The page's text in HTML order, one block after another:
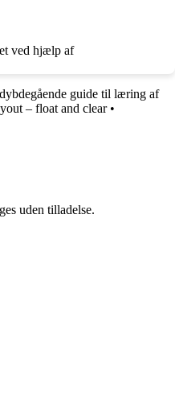
ved hjælp af
guide til læring af
– float and clear•
uden tilladelse.